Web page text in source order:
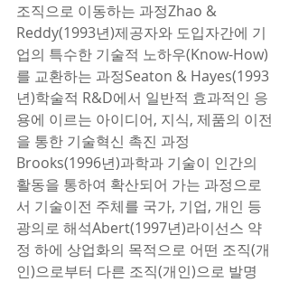
조직으로 이동하는 과정Zhao &
Reddy(1993년)제공자와 도입자간에 기
업의 특수한 기술적 노하우(Know-How)
를 교환하는 과정Seaton & Hayes(1993
년)학술적 R&D에서 일반적 효과적인 응
용에 이르는 아이디어, 지식, 제품의 이전
을 통한 기술혁신 촉진 과정
Brooks(1996년)과학과 기술이 인간의
활동을 통하여 확산되어 가는 과정으로
서 기술이전 주체를 국가, 기업, 개인 등
광의로 해석Abert(1997년)라이선스 약
정 하에 상업화의 목적으로 어떤 조직(개
인)으로부터 다른 조직(개인)으로 발명